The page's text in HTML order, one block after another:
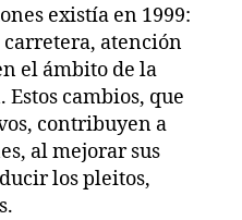
existía en 1999:
atención
el ámbito de la
cambios, que
contribuyen a
al mejorar sus
los pleitos,